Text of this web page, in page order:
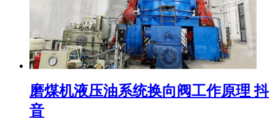
磨煤机液压油系统换向阀工作原理 抖
音